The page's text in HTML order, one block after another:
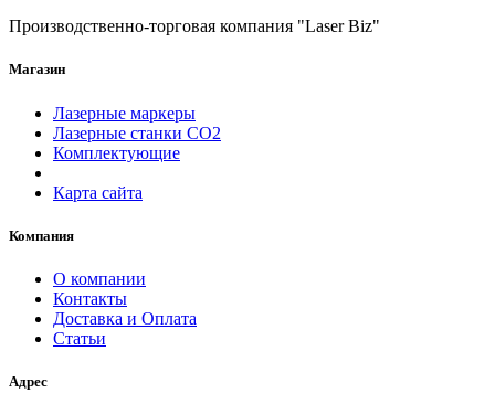
Производственно-торговая компания "Laser Biz"
Магазин
Лазерные маркеры
Лазерные станки СО2
Комплектующие
Карта сайта
Компания
О компании
Контакты
Доставка и Оплата
Статьи
Адрес